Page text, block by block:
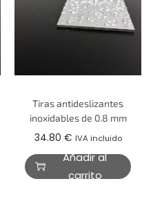
Tiras antideslizantes
inoxidables de 0.8 mm
34.80 € IVA incluido
Añadir al
carrito